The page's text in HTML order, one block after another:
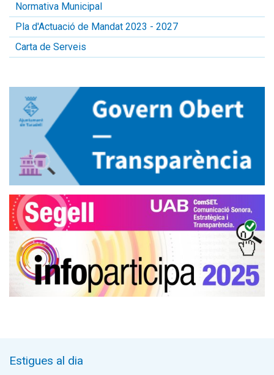
Normativa Municipal
Pla d'Actuació de Mandat 2023 - 2027
Carta de Serveis
Estigues al dia